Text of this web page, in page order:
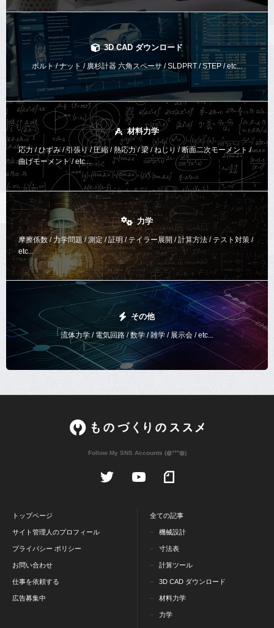
3D CAD ダウンロード
ボルト / ナット / 廣杉計器 六角スペーサ / SLDPRT / STEP / etc...
材料力学
応力 / ひずみ / 引張り / 圧縮 / 熱応力 / 梁 / ねじり / 断面二次モーメント /
曲げモーメント /etc...
力学
摩擦係数 / 力学問題 / 測定 / 証明 / テイラー展開 / 計算方法 /テスト対策 /
etc...
その他
流体力学 / 電気回路 / 数学 / 雑学 / 展示会 / etc...
Follow My SNS Accounts (◍ᐡᐤᐡ◍)
トップページ
サイト管理人のプロフィール
プライバシー ポリシー
お問い合わせ
仕事を依頼する
広告募集中
全ての記事
機械設計
寸法表
計算ツール
3D CAD ダウンロード
材料力学
力学